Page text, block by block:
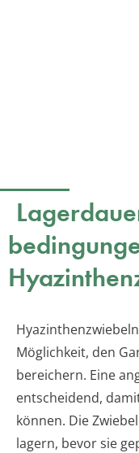
Möglichkeit, den
bereichern. Eine
entscheidend,
können. Die
lagern, bevor sie